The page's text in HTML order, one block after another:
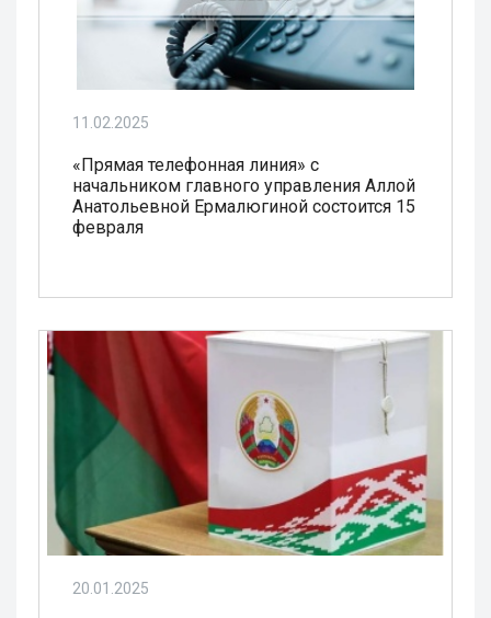
11.02.2025
«Прямая телефонная линия» c
начальником главного управления Аллой
Анатольевной Ермалюгиной состоится 15
февраля
20.01.2025